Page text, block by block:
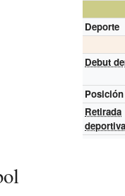
Deporte
Debut
Posición
Retirada
deportiva